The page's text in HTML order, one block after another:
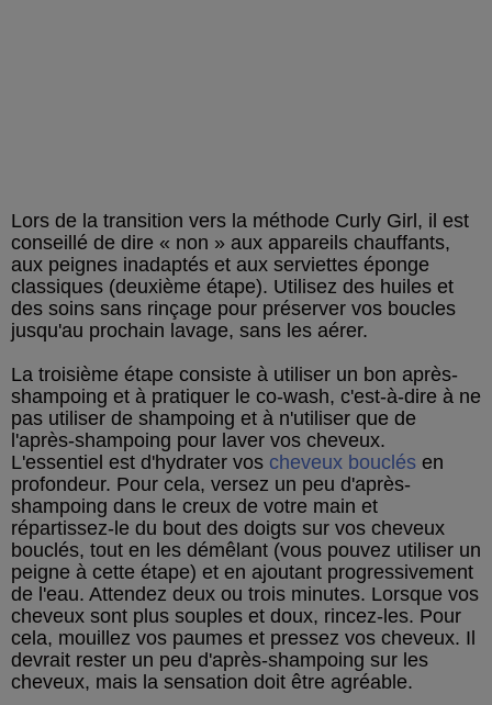
Lors de la transition vers la méthode Curly Girl, il est
conseillé de dire « non » aux appareils chauffants,
aux peignes inadaptés et aux serviettes éponge
classiques (deuxième étape). Utilisez des huiles et
des soins sans rinçage pour préserver vos boucles
jusqu'au prochain lavage, sans les aérer.
La troisième étape consiste à utiliser un bon après-
shampoing et à pratiquer le co-wash, c'est-à-dire à ne
pas utiliser de shampoing et à n'utiliser que de
l'après-shampoing pour laver vos cheveux.
L'essentiel est d'hydrater vos cheveux bouclés en
profondeur. Pour cela, versez un peu d'après-
shampoing dans le creux de votre main et
répartissez-le du bout des doigts sur vos cheveux
bouclés, tout en les démêlant (vous pouvez utiliser un
peigne à cette étape) et en ajoutant progressivement
de l'eau. Attendez deux ou trois minutes. Lorsque vos
cheveux sont plus souples et doux, rincez-les. Pour
cela, mouillez vos paumes et pressez vos cheveux. Il
devrait rester un peu d'après-shampoing sur les
cheveux, mais la sensation doit être agréable.